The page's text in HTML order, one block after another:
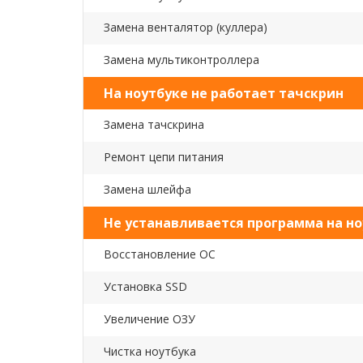
Замена венталятор (куллера)
Замена мультиконтроллера
На ноутбуке не работает тачскрин
Замена тачскрина
Ремонт цепи питания
Замена шлейфа
Не устанавливается программа на
Восстановление ОС
Установка SSD
Увеличение ОЗУ
Чистка ноутбука